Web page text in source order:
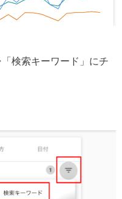
検索キーワード」にチ